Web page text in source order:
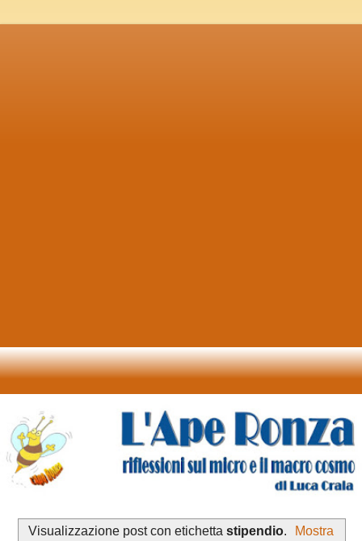
Visualizzazione post con etichetta stipendio.
Mostra